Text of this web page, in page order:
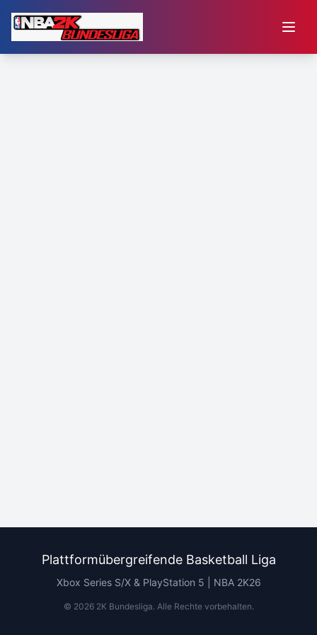
Plattformübergreifende Basketball Liga
Xbox Series S/X & PlayStation 5 | NBA 2K26
© 20262K Bundesliga. Alle Rechte vorbehalten.